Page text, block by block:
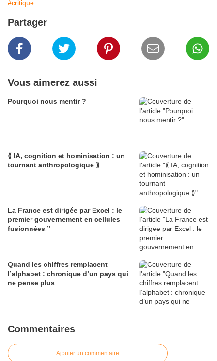
#critique
Partager
Vous aimerez aussi
Pourquoi nous mentir ?
⟪ IA, cognition et hominisation : un
tournant anthropologique ⟫
La France est dirigée par Excel : le
premier gouvernement en cellules
fusionnées.”
Quand les chiffres remplacent
l’alphabet : chronique d’un pays qui
ne pense plus
Commentaires
Ajouter un commentaire